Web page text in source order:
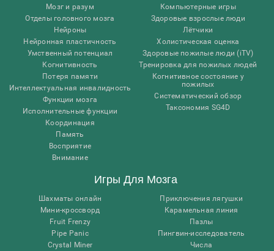
Мозг и разум
Отделы головного мозга
Нейроны
Нейронная пластичность
Умственный потенциал
Когнитивность
Потеря памяти
Интеллектуальная инвалидность
Функции мозга
Исполнительные функции
Координация
Память
Восприятие
Внимание
Компьютерные игры
Здоровые взрослые люди
Лётчики
Холистическая оценка
Здоровые пожилые люди (iTV)
Тренировка для пожилых людей
Когнитивное состояние у
пожилых
Систематический обзор
Таксономия SG4D
Игры Для Мозга
Шахматы онлайн
Мини-кроссворд
Fruit Frenzy
Pipe Panic
Crystal Miner
Приключения лягушки
Карамельная линия
Пазлы
Пингвин-исследователь
Числа